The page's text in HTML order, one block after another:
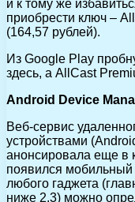
и к тому же
приобрести ключ –
(164,57 рублей).
Из Google Play
здесь, а AllCast
Android Device
Веб-сервис
устройствами
анонсировала еще в
появился мобильный
любого гаджета
ниже 2.3) можно